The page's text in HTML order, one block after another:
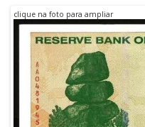
clique na foto para ampliar